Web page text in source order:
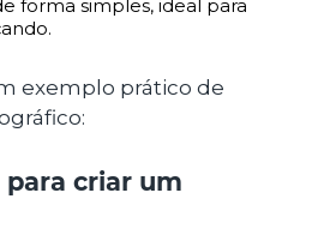
forma simples, ideal para
exemplo prático de
para criar um